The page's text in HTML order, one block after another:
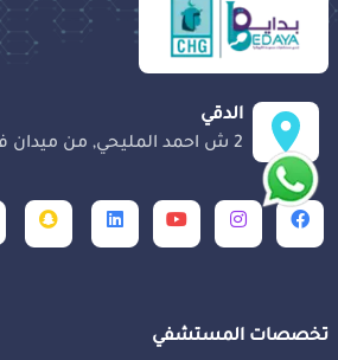
الدقي
2 ش احمد المليحي, من ميدان فيني, الدقي, الجيزة, مصر
تخصصات المستشفي